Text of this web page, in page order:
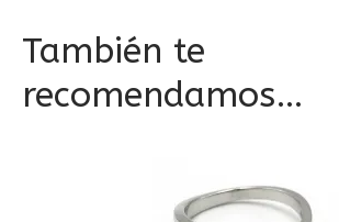
También te
recomendamos…